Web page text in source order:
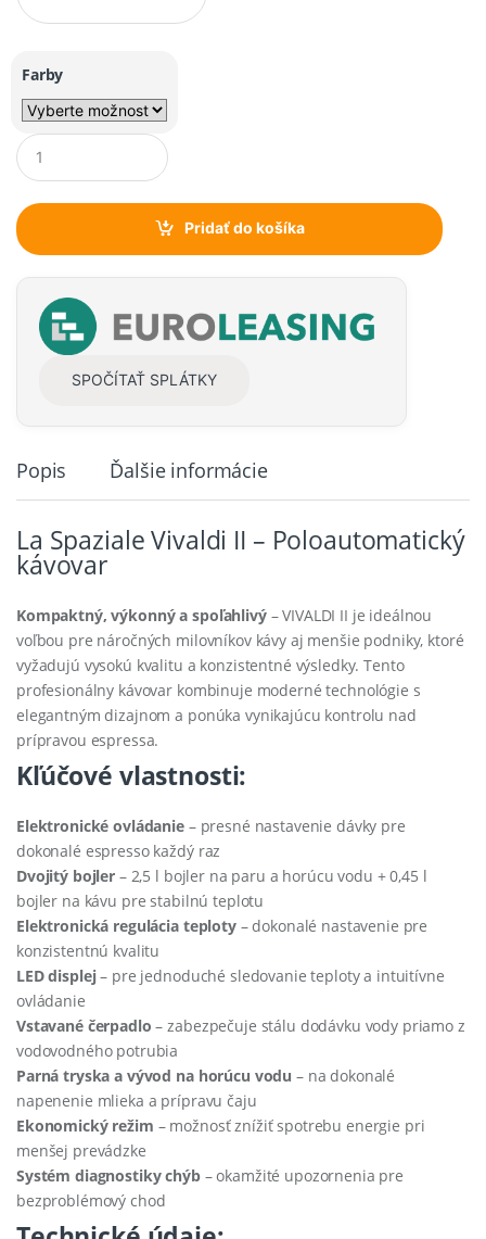
Farby
Q
u
a
t
i
y
Pridať do košíka
SPOČÍTAŤ SPLÁTKY
Popis Ďalšie informácie
La Spaziale Vivaldi II – Poloautomatický
kávovar
Kompaktný, výkonný a spoľahlivý– VIVALDI II je ideálnou
voľbou pre náročných milovníkov kávy aj menšie podniky, ktoré
vyžadujú vysokú kvalitu a konzistentné výsledky. Tento
profesionálny kávovar kombinuje moderné technológie s
elegantným dizajnom a ponúka vynikajúcu kontrolu nad
prípravou espressa.
Kľúčové vlastnosti:
Elektronické ovládanie– presné nastavenie dávky pre
dokonalé espresso každý raz
Dvojitý bojler – 2,5 l bojler na paru a horúcu vodu + 0,45 l
bojler na kávu pre stabilnú teplotu
Elektronická regulácia teploty– dokonalé nastavenie pre
konzistentnú kvalitu
LED displej– pre jednoduché sledovanie teploty a intuitívne
ovládanie
Vstavané čerpadlo – zabezpečuje stálu dodávku vody priamo z
vodovodného potrubia
Parná tryska a vývod na horúcu vodu – na dokonalé
napenenie mlieka a prípravu čaju
Ekonomický režim – možnosť znížiť spotrebu energie pri
menšej prevádzke
Systém diagnostiky chýb– okamžité upozornenia pre
bezproblémový chod